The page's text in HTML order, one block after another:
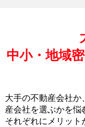
中小・地域
大手の不動産会社か
産会社を選ぶかを悩
それぞれにメリット